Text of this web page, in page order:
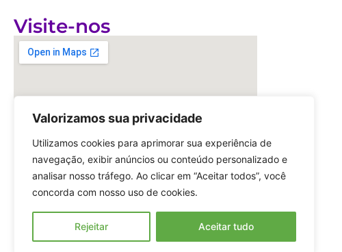
Valorizamos sua privacidade
Utilizamos cookies para aprimorar sua experiência de
navegação, exibir anúncios ou conteúdo personalizado e
analisar nosso tráfego. Ao clicar em “Aceitar todos”, você
concorda com nosso uso de cookies.
Rejeitar Aceitar tudo
Visite-nos